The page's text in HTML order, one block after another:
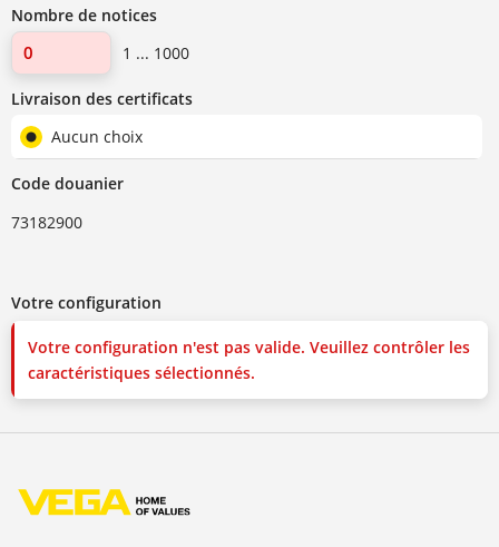
Nombre de notices
1 ... 1000
Livraison des certificats
Aucun choix
Code douanier
73182900
Votre configuration
Votre configuration n'est pas valide. Veuillez contrôler les
caractéristiques sélectionnés.